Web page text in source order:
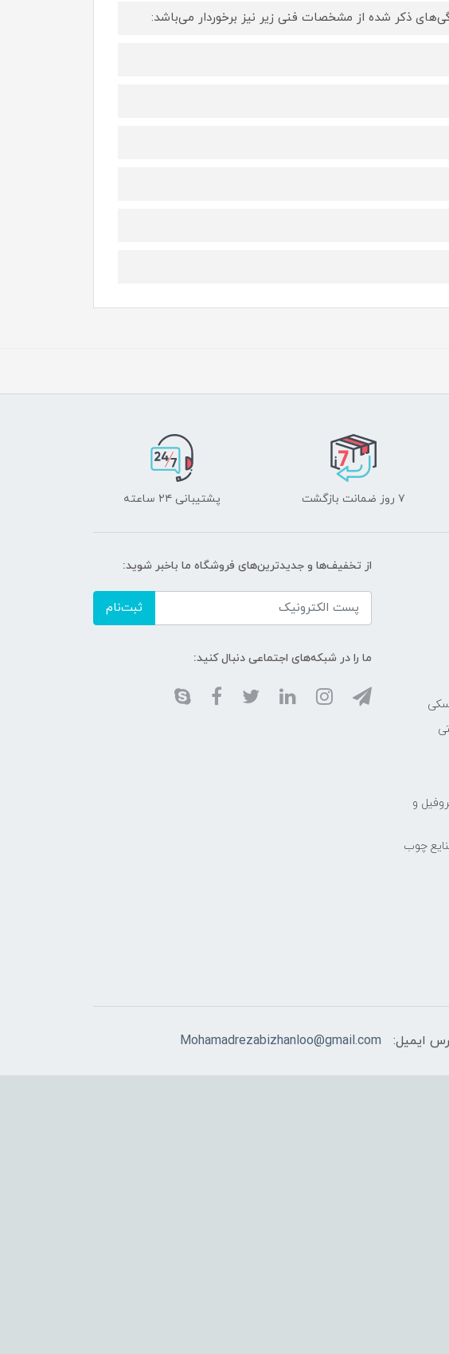
ذکر شده از مشخصات فنی زیر نیز برخوردار می‌باشد:
۷ روز ضمانت بازگشت پشتیبانی ۲۴ ساعته
و
چوب
از تخفیف‌ها و جدیدترین‌های فروشگاه ما باخبر شوید:
ثبت‌نام
ما را در شبکه‌های اجتماعی دنبال کنید:
ایمیل: Mohamadrezabizhanloo@gmail.com